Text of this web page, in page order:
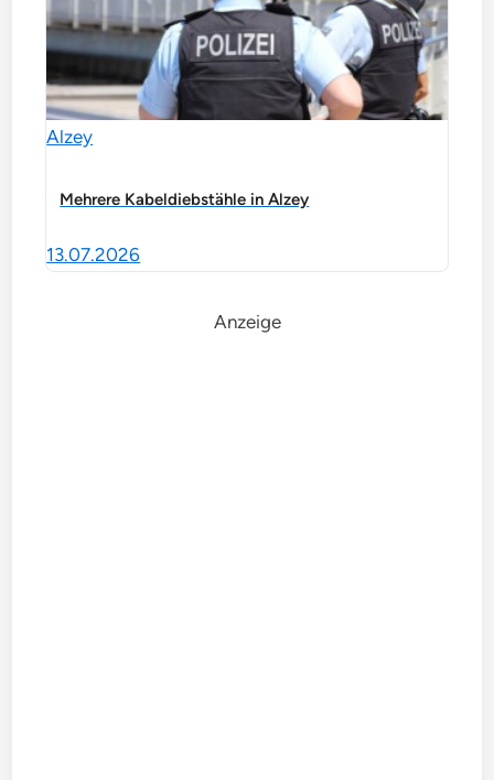
Alzey
Mehrere Kabeldiebstähle in Alzey
13.07.2026
Anzeige